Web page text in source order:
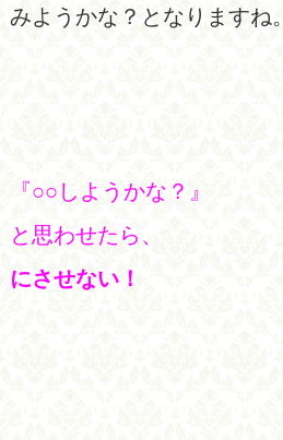
みようかな？となりますね。
『○○しようかな？』
と思わせたら、
にさせない！